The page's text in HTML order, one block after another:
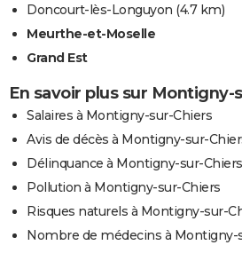
Doncourt-lès-Longuyon (4.7 km)
Meurthe-et-Moselle
Grand Est
En savoir plus sur Montigny-
Salaires à Montigny-sur-Chiers
Avis de décès à Montigny-sur-
Délinquance à Montigny-sur-Chiers
Pollution à Montigny-sur-Chiers
Risques naturels à Montigny-sur-
Nombre de médecins à Montigny-